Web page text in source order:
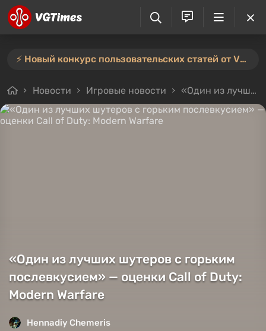
⚡️ Новый конкурс пользовательских статей от VGTimes — участвуйте тут ⚡️
Новости Игровые новости «Один из лучших шутеров с горьким послевкусием» — оценки Call of Duty: Modern Warfare
«Один из лучших шутеров с горьким
послевкусием» — оценки Call of Duty:
Modern Warfare
Hennadiy Chemеris